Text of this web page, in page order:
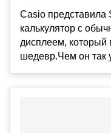
Casio
калькулятор с
дисплеем, который
шедевр.Чем он так